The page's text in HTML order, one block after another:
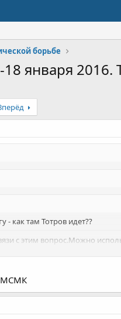
борьбе
января 2016.
- как там Тотров идет??
с этим вопрос.Можно
бы перечислить
МСМК